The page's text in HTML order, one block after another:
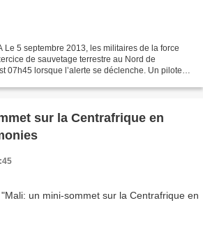
Le 5 septembre 2013, les militaires de la force
de sauvetage terrestre au Nord de
07h45 lorsque l’alerte se déclenche. Un pilote
sur la Centrafrique en